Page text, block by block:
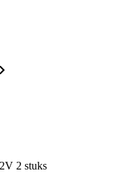
2 stuks